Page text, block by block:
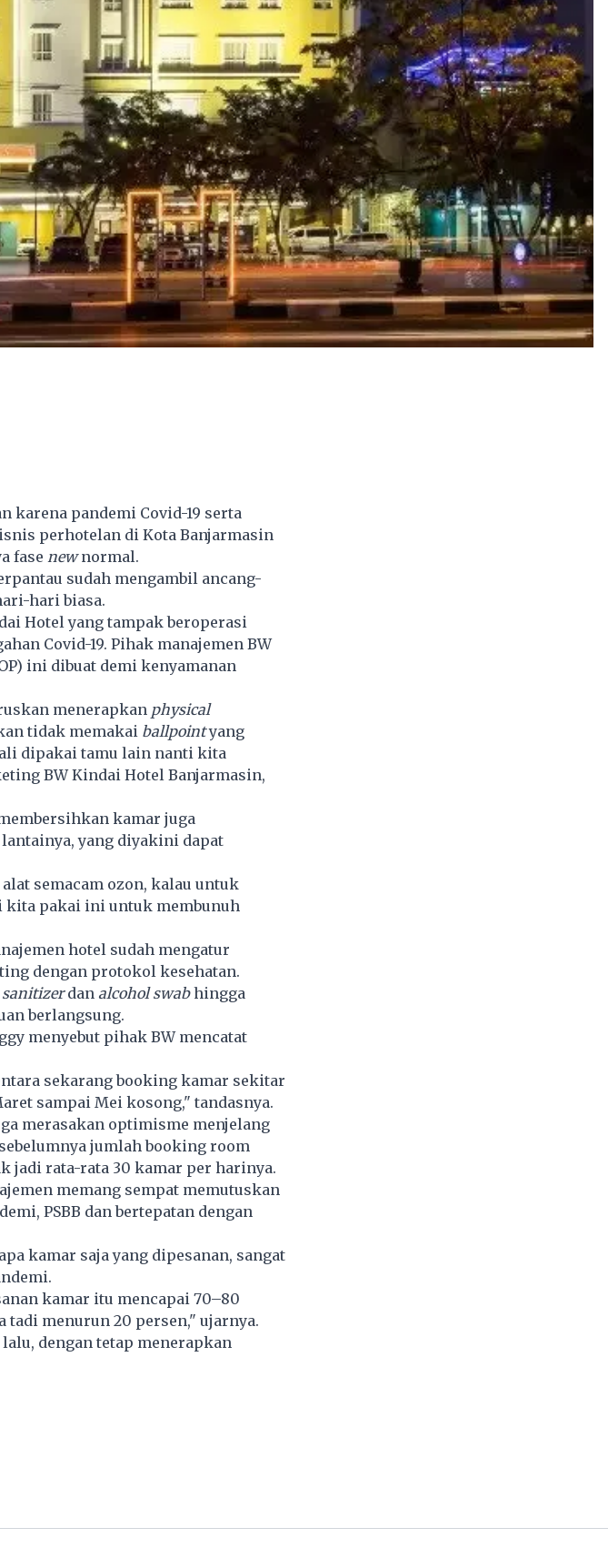
karena pandemi Covid-19 serta
perhotelan di Kota Banjarmasin
fase newnormal.
sudah mengambil ancang-
hari biasa.
Hotel yang tampak beroperasi
Covid-19. Pihak manajemen BW
ini dibuat demi kenyamanan
menerapkan physical
tidak memakai ballpointyang
dipakai tamu lain nanti kita
BW Kindai Hotel Banjarmasin,
kamar juga
lantainya, yang diyakini dapat
semacam ozon, kalau untuk
kita pakai ini untuk membunuh
hotel sudah mengatur
dengan protokol kesehatan.
sanitizerdan alcohol swabhingga
berlangsung.
menyebut pihak BW mencatat
sekarang booking kamar sekitar
sampai Mei kosong," tandasnya.
merasakan optimisme menjelang
jumlah booking room
jadi rata-rata 30 kamar per harinya.
memang sempat memutuskan
PSBB dan bertepatan dengan
kamar saja yang dipesanan, sangat
kamar itu mencapai 70–80
menurun 20 persen," ujarnya.
dengan tetap menerapkan